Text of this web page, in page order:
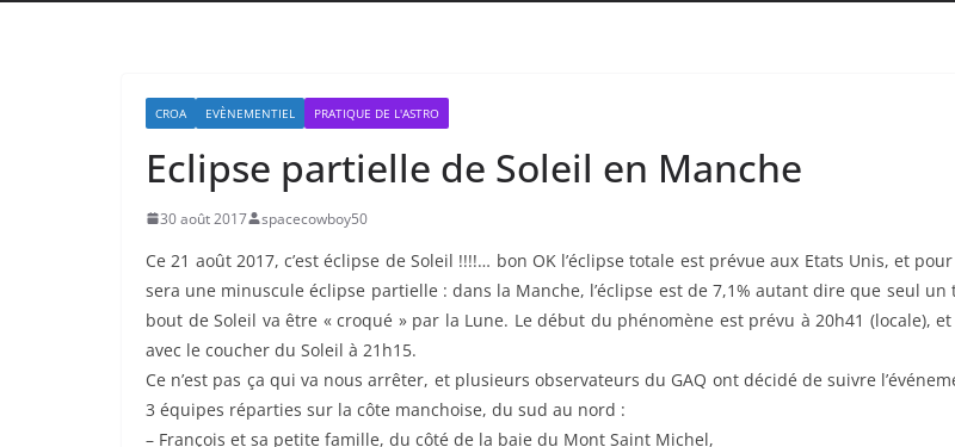
CROA EVÈNEMENTIEL PRATIQUE DE L'ASTRO
Eclipse partielle de Soleil en Manche
30 août 2017 spacecowboy50
Ce 21 août 2017, c’est éclipse de Soleil !!!!… bon OK l’éclipse totale est prévue aux Etats Unis, et
sera une minuscule éclipse partielle : dans la Manche, l’éclipse est de 7,1% autant dire que seul
bout de Soleil va être « croqué » par la Lune. Le début du phénomène est prévu à 20h41 (locale),
avec le coucher du Soleil à 21h15.
Ce n’est pas ça qui va nous arrêter, et plusieurs observateurs du GAQ ont décidé de suivre
3 équipes réparties sur la côte manchoise, du sud au nord :
– François et sa petite famille, du côté de la baie du Mont Saint Michel,